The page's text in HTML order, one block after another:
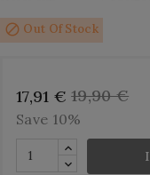
block Out Of Stock
17,91 € 19,90 €
Save 10%